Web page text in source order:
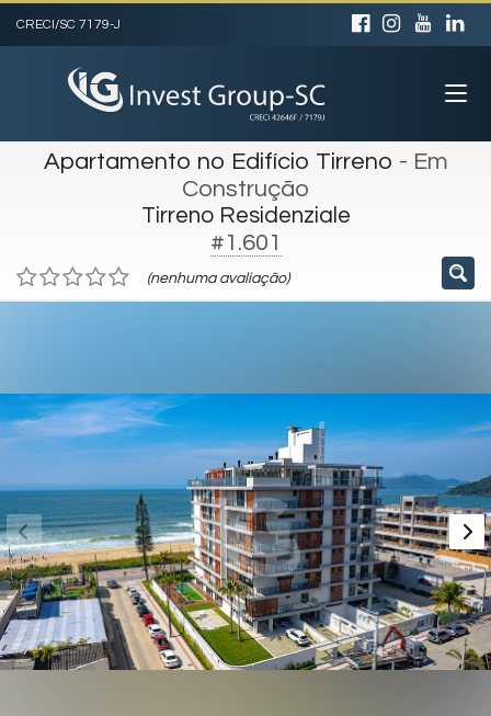
CRECI/SC 7179-J
Apartamento no Edifício Tirreno - Em
Construção
Tirreno Residenziale
#1.601
(nenhuma avaliação)